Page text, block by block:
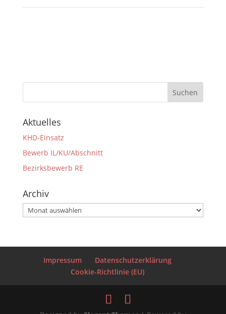
Aktuelles
KHD-Einsatz
Bewerb IL/KU/Abschnitt
Bezirksbewerb RE
Archiv
Archiv
Impressum
Datenschutzerklärung
Cookie-Richtlinie (EU)